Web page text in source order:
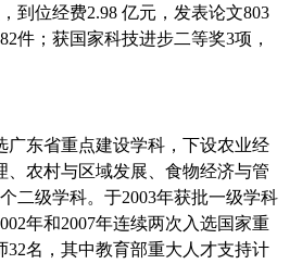
到位经费2.98 亿元，发表论文803
件；获国家科技进步二等奖3项，
广东省重点建设学科，下设农业经
、农村与区域发展、食物经济与管
个二级学科。于2003年获批一级学科
年和2007年连续两次入选国家重
32名， 其中教育部重大人才支持计